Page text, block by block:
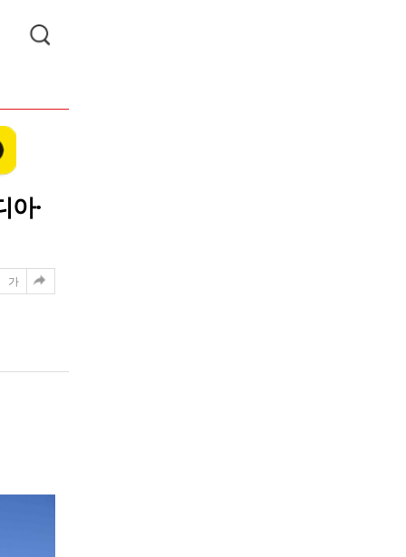
아·
가